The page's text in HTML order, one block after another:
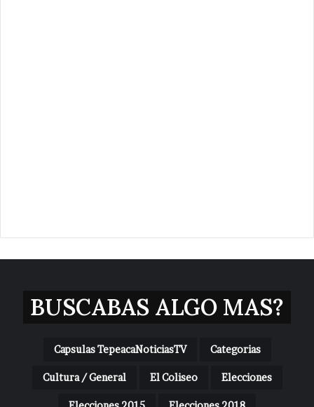
BUSCABAS ALGO MAS?
Capsulas TepeacaNoticiasTV Categorias
Cultura / General El Coliseo Elecciones